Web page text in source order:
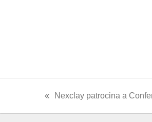
post:
Nexclay patrocina a